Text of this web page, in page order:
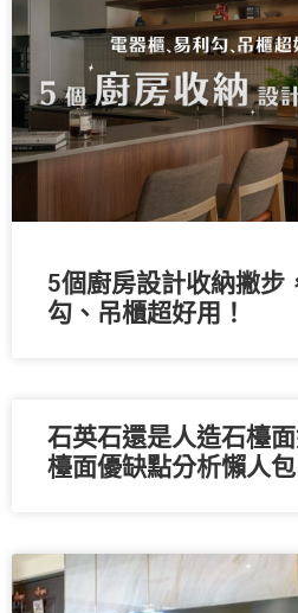
5個廚房設計收納撇步
勾、吊櫃超好用！
石英石還是人造石檯
檯面優缺點分析懶人包